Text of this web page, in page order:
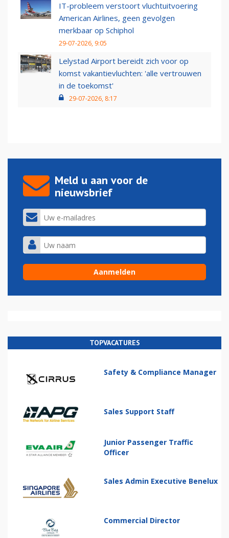
IT-probleem verstoort vluchtuitvoering
American Airlines, geen gevolgen
merkbaar op Schiphol
29-07-2026, 9:05
Lelystad Airport bereidt zich voor op
komst vakantievluchten: 'alle vertrouwen
in de toekomst'
29-07-2026, 8:17
Meld u aan voor de
nieuwsbrief
TOPVACATURES
Safety & Compliance Manager
Sales Support Staff
Junior Passenger Traffic
Officer
Sales Admin Executive Benelux
Commercial Director